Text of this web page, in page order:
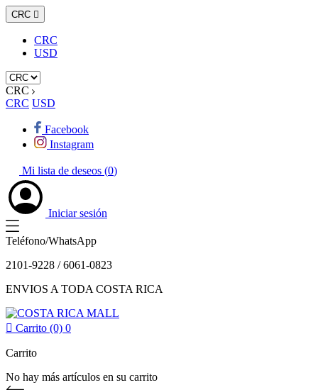
CRC 
CRC
USD
CRC
CRC USD
Facebook
Instagram
Mi lista de deseos (0)
Iniciar sesión
Teléfono/WhatsApp
2101-9228 / 6061-0823
ENVIOS A TODA COSTA RICA
 Carrito (0) 0
Carrito
No hay más artículos en su carrito